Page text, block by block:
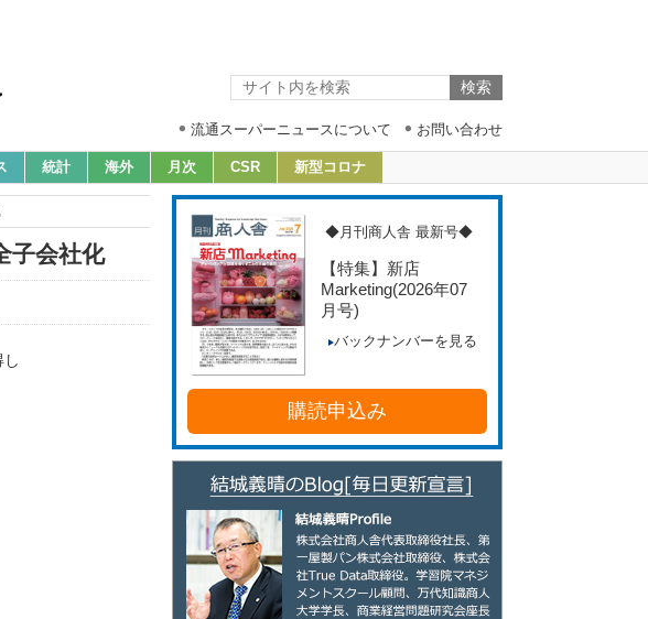
流通スーパーニュースについて お問い合わせ
統計 海外 月次 CSR 新型コロナ
子会社化
◆月刊商人舎 最新号◆
【特集】新店
Marketing(2026年07
月号)
バックナンバーを見る
購読申込み